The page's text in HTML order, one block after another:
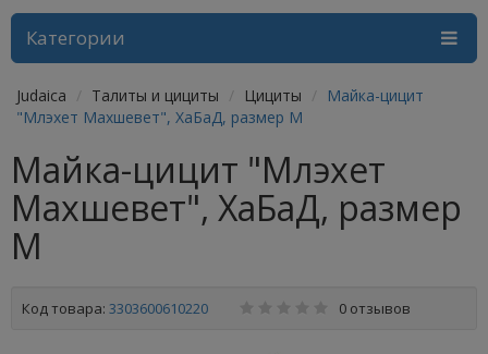
Категории
Judaica Талиты и цициты Цициты
Майка-цицит
"Млэхет Махшевет", ХаБаД, размер M
Майка-цицит "Млэхет
Махшевет", ХаБаД, размер
M
Код товара: 3303600610220 0 отзывов